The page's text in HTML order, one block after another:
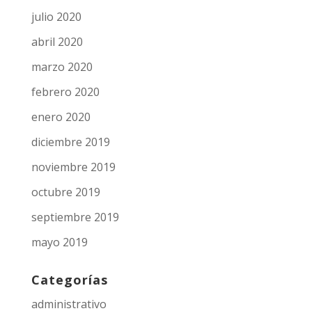
julio 2020
abril 2020
marzo 2020
febrero 2020
enero 2020
diciembre 2019
noviembre 2019
octubre 2019
septiembre 2019
mayo 2019
Categorías
administrativo